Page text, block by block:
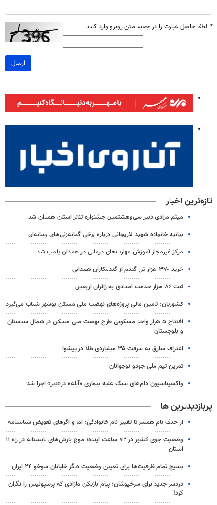
* لطفا حاصل عبارت را در جعبه متن روبرو وارد کنید
ارسال
تازه‌ترین اخبار
میثم مرادی دبیر سی‌وهشتمین جشنواره تئاتر استان همدان شد
بیانیه خانواده شهید لاریجانی درباره برخی گمانه‌زنی‌های رسانه‌ای
مرکز غیرمجاز آموزش مهارت‌های درمانی در همدان پلمب شد
خرید ۳۷۰ هزار تن گندم از گندمکاران همدانی
ثبت ۸۶ هزار خدمت امدادی به زائران اربعین
کشوریان: تأمین مالی پروژه‌های نهضت ملی مسکن بوشهر شتاب می‌گیرد
افتتاح ۵ هزار واحد مسکونی طرح نهضت ملی مسکن در شمال سیستان
و بلوچستان
اعتراف سارق به سرقت ۳۵ میلیاردی طلا در پیشوا
تمرین تیم ملی جودو نوجوانان
واکسیناسیون دام‌های سبک علیه بیماری «آبله» در«دیر» اجرا شد
پربازدیدترین ها
از حذف نام همسر تا تغییر نام خانوادگی؛ اما و اگرهای تعویض شناسنامه
وضعیت جوی کشور در ۷۲ ساعت آینده؛ موج بارش‌های تابستانه در راه ۱۱
استان
بسیج تمام ظرفیت‌ها برای تعیین وضعیت دیگر خلبانان سوخو ۲۴ ایران
دردسر جدید برای سرخپوشان؛ پیام بازیکن مازادی که پرسپولیس را نگران
کرد!